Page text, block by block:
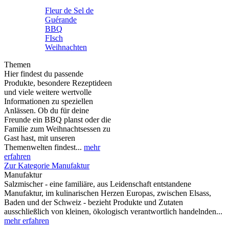
Fleur de Sel de
Guérande
BBQ
FIsch
Weihnachten
Themen
Hier findest du passende
Produkte, besondere Rezeptideen
und viele weitere wertvolle
Informationen zu speziellen
Anlässen. Ob du für deine
Freunde ein BBQ planst oder die
Familie zum Weihnachtsessen zu
Gast hast, mit unseren
Themenwelten findest... mehr
erfahren
Zur Kategorie Manufaktur
Manufaktur
Salzmischer - eine familiäre, aus Leidenschaft entstandene
Manufaktur, im kulinarischen Herzen Europas, zwischen Elsass,
Baden und der Schweiz - bezieht Produkte und Zutaten
ausschließlich von kleinen, ökologisch verantwortlich handelnden...
mehr erfahren